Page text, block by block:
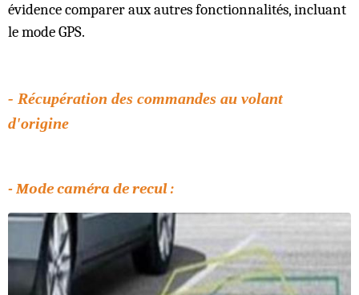
évidence comparer aux autres fonctionnalités, incluant
le mode GPS.
- Récupération des commandes au volant
d'origine
- Mode caméra de recul :